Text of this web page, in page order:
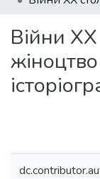
Війни ХХ